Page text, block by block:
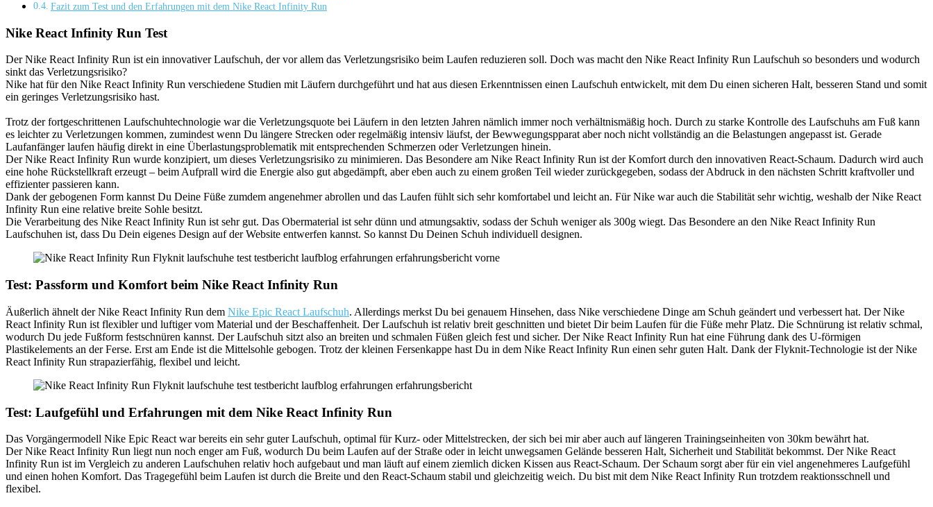
Fazit zum Test und den Erfahrungen mit dem Nike React Infinity Run
Nike React Infinity Run Test
Der Nike React Infinity Run ist ein innovativer Laufschuh, der vor allem das Verletzungsrisiko beim Laufen reduzieren soll. Doch was macht den Nike React Infinity Run Laufschuh so besonders und wodurch
sinkt das Verletzungsrisiko?
Nike hat für den Nike React Infinity Run verschiedene Studien mit Läufern durchgeführt und hat aus diesen Erkenntnissen einen Laufschuh entwickelt, mit dem Du einen sicheren Halt, besseren Stand und somit
ein geringes Verletzungsrisiko hast.
Trotz der fortgeschrittenen Laufschuhtechnologie war die Verletzungsquote bei Läufern in den letzten Jahren nämlich immer noch verhältnismäßig hoch. Durch zu starke Kontrolle des Laufschuhs am Fuß kann
es leichter zu Verletzungen kommen, zumindest wenn Du längere Strecken oder regelmäßig intensiv läufst, der Bewwegungspparat aber noch nicht vollständig an die Belastungen angepasst ist. Gerade
Laufanfänger laufen häufig direkt in eine Überlastungsproblematik mit entsprechenden Schmerzen oder Verletzungen hinein.
Der Nike React Infinity Run wurde konzipiert, um dieses Verletzungsrisiko zu minimieren. Das Besondere am Nike React Infinity Run ist der Komfort durch den innovativen React-Schaum. Dadurch wird auch
eine hohe Rückstellkraft erzeugt – beim Aufprall wird die Energie also gut abgedämpft, aber eben auch zu einem großen Teil wieder zurückgegeben, sodass der Abdruck in den nächsten Schritt kraftvoller und
effizienter passieren kann.
Dank der gebogenen Form kannst Du Deine Füße zumdem angenehmer abrollen und das Laufen fühlt sich sehr komfortabel und leicht an. Für Nike war auch die Stabilität sehr wichtig, weshalb der Nike React
Infinity Run eine relative breite Sohle besitzt.
Die Verarbeitung des Nike React Infinity Run ist sehr gut. Das Obermaterial ist sehr dünn und atmungsaktiv, sodass der Schuh weniger als 300g wiegt. Das Besondere an den Nike React Infinity Run
Laufschuhen ist, dass Du Dein eigenes Design auf der Website entwerfen kannst. So kannst Du Deinen Schuh individuell designen.
Test: Passform und Komfort beim Nike React Infinity Run
Äußerlich ähnelt der Nike React Infinity Run dem Nike Epic React Laufschuh. Allerdings merkst Du bei genauem Hinsehen, dass Nike verschiedene Dinge am Schuh geändert und verbessert hat. Der Nike
React Infinity Run ist flexibler und luftiger vom Material und der Beschaffenheit. Der Laufschuh ist relativ breit geschnitten und bietet Dir beim Laufen für die Füße mehr Platz. Die Schnürung ist relativ schmal,
wodurch Du jede Fußform festschnüren kannst. Der Laufschuh sitzt also an breiten und schmalen Füßen gleich fest und sicher. Der Nike React Infinity Run hat eine Führung dank des U-förmigen
Plastikelements an der Ferse. Erst am Ende ist die Mittelsohle gebogen. Trotz der kleinen Fersenkappe hast Du in dem Nike React Infinity Run einen sehr guten Halt. Dank der Flyknit-Technologie ist der Nike
React Infinity Run strapazierfähig, flexibel und leicht.
Test: Laufgefühl und Erfahrungen mit dem Nike React Infinity Run
Das Vorgängermodell Nike Epic React war bereits ein sehr guter Laufschuh, optimal für Kurz- oder Mittelstrecken, der sich bei mir aber auch auf längeren Trainingseinheiten von 30km bewährt hat.
Der Nike React Infinity Run liegt nun noch enger am Fuß, wodurch Du beim Laufen auf der Straße oder in leicht unwegsamen Gelände besseren Halt, Sicherheit und Stabilität bekommst. Der Nike React
Infinity Run ist im Vergleich zu anderen Laufschuhen relativ hoch aufgebaut und man läuft auf einem ziemlich dicken Kissen aus React-Schaum. Der Schaum sorgt aber für ein viel angenehmeres Laufgefühl
und einen hohen Komfort. Das Tragegefühl beim Laufen ist durch die Breite und den React-Schaum stabil und gleichzeitig weich. Du bist mit dem Nike React Infinity Run trotzdem reaktionsschnell und
flexibel.